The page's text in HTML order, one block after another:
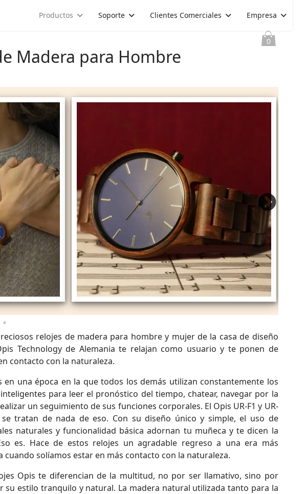
0
Productos Soporte Clientes Comerciales Empresa
Madera para Hombre
relojes de madera para hombre y mujer de la casa de diseño
Technology de Alemania te relajan como usuario y te ponen de
contacto con la naturaleza.
en una época en la que todos los demás utilizan constantemente los
para leer el pronóstico del tiempo, chatear, navegar por la
un seguimiento de sus funciones corporales. El Opis UR-F1 y UR-
tratan de nada de eso. Con su diseño único y simple, el uso de
naturales y funcionalidad básica adornan tu muñeca y te dicen la
es. Hace de estos relojes un agradable regreso a una era más
cuando solíamos estar en más contacto con la naturaleza.
Opis te diferencian de la multitud, no por ser llamativo, sino por
su estilo tranquilo y natural. La madera natural utilizada tanto para la